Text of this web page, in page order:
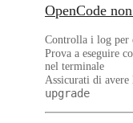
OpenCode
Controlla i log per
Prova a eseguire
nel terminale
Assicurati di avere
upgrade